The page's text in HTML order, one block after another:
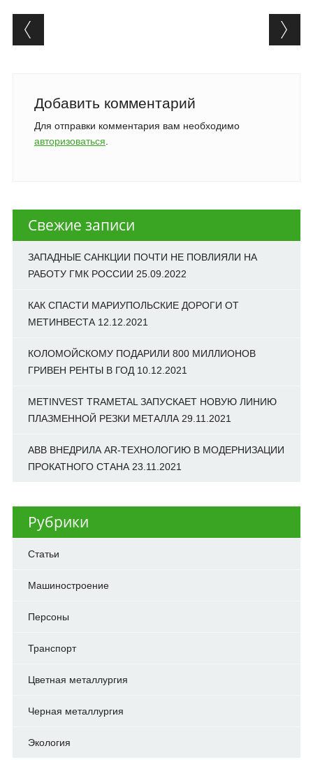
Post navigation
Добавить комментарий
Для отправки комментария вам необходимо
авторизоваться
Свежие записи
ЗАПАДНЫЕ САНКЦИИ ПОЧТИ НЕ ПОВЛИЯЛИ НА
РАБОТУ ГМК РОССИИ 25.09.2022
КАК СПАСТИ МАРИУПОЛЬСКИЕ ДОРОГИ ОТ
МЕТИНВЕСТА 12.12.2021
КОЛОМОЙСКОМУ ПОДАРИЛИ 800 МИЛЛИОНОВ
ГРИВЕН РЕНТЫ В ГОД 10.12.2021
METINVEST TRAMETAL ЗАПУСКАЕТ НОВУЮ ЛИНИЮ
ПЛАЗМЕННОЙ РЕЗКИ МЕТАЛЛА 29.11.2021
ABB ВНЕДРИЛА AR-ТЕХНОЛОГИЮ В МОДЕРНИЗАЦИИ
ПРОКАТНОГО СТАНА 23.11.2021
Рубрики
Cтатьи
Машиностроение
Персоны
Транспорт
Цветная металлургия
Черная металлургия
Экология